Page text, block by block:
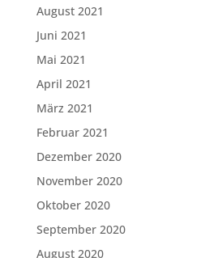
August 2021
Juni 2021
Mai 2021
April 2021
März 2021
Februar 2021
Dezember 2020
November 2020
Oktober 2020
September 2020
August 2020